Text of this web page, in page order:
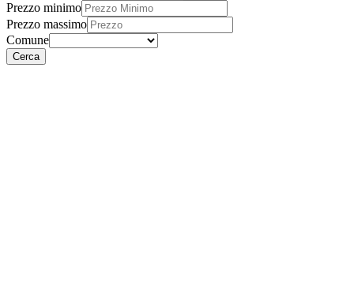
Prezzo minimo
Prezzo massimo
Comune